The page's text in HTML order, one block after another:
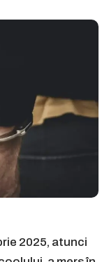
2025, atunci